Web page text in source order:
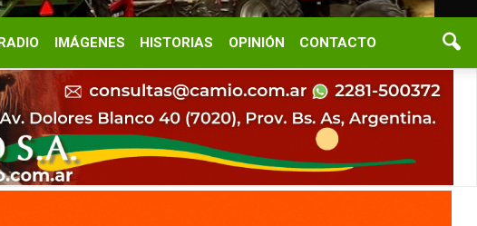
HISTORIAS OPINIÓN CONTACTO